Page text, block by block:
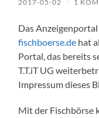
2017-05-02 / 1
Das
fischboerse.de hat
Portal, das bereits
T.T.iT UG
Impressum dieses
Mit der Fischbörse